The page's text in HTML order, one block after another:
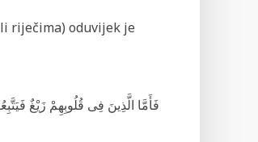
riječima) oduvijek je
فَأَمَّا الَّذِينَ فِى قُلُوبِهِمْ زَيْغٌ